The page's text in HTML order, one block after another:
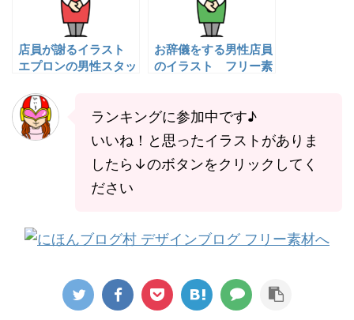
店員が謝るイラスト
エプロンの男性スタッ
お辞儀をする男性店員
のイラスト フリー素
ランキングに参加中です♪
いいね！と思ったイラストがありま
したら↓のボタンをクリックしてく
ださい